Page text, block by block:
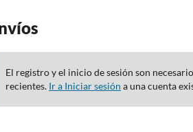
El registro y el inicio de sesión son
recientes. Ir a Iniciar sesión a una cuenta